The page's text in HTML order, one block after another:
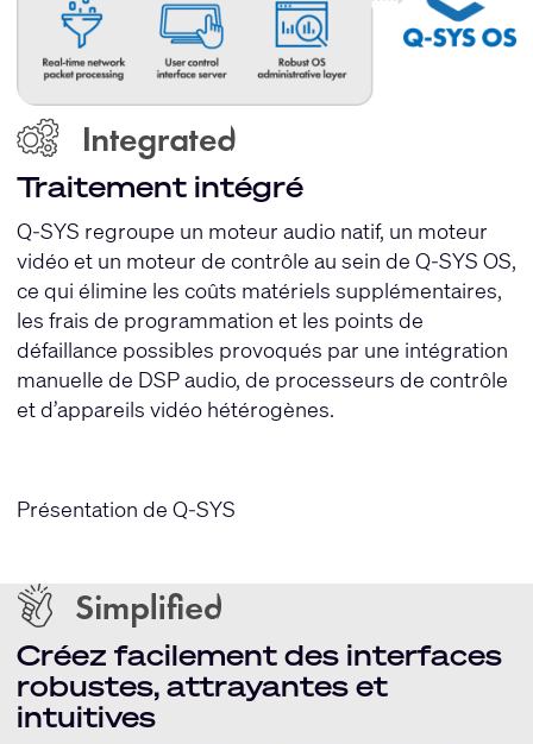
Traitement intégré
Q-SYS regroupe un moteur audio natif, un moteur
vidéo et un moteur de contrôle au sein de Q-SYS OS,
ce qui élimine les coûts matériels supplémentaires,
les frais de programmation et les points de
défaillance possibles provoqués par une intégration
manuelle de DSP audio, de processeurs de contrôle
et d’appareils vidéo hétérogènes.
Présentation de Q-SYS
Créez facilement des interfaces
robustes, attrayantes et
intuitives